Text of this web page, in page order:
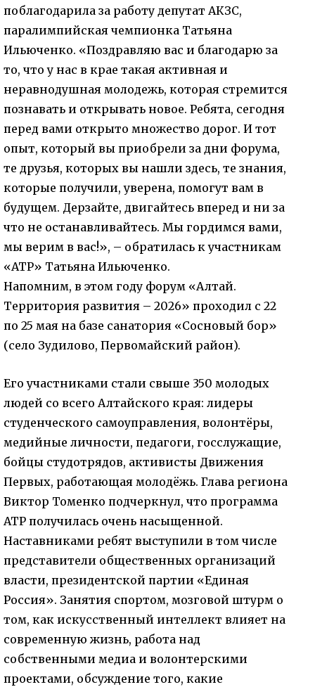
поблагодарила за работу депутат АКЗС,
паралимпийская чемпионка Татьяна
Ильюченко. «Поздравляю вас и благодарю за
то, что у нас в крае такая активная и
неравнодушная молодежь, которая стремится
познавать и открывать новое. Ребята, сегодня
перед вами открыто множество дорог. И тот
опыт, который вы приобрели за дни форума,
те друзья, которых вы нашли здесь, те знания,
которые получили, уверена, помогут вам в
будущем. Дерзайте, двигайтесь вперед и ни за
что не останавливайтесь. Мы гордимся вами,
мы верим в вас!», – обратилась к участникам
«АТР» Татьяна Ильюченко.
Напомним, в этом году форум «Алтай.
Территория развития – 2026» проходил с 22
по 25 мая на базе санатория «Сосновый бор»
(село Зудилово, Первомайский район).
Его участниками стали свыше 350 молодых
людей со всего Алтайского края: лидеры
студенческого самоуправления, волонтёры,
медийные личности, педагоги, госслужащие,
бойцы студотрядов, активисты Движения
Первых, работающая молодёжь. Глава региона
Виктор Томенко подчеркнул, что программа
АТР получилась очень насыщенной.
Наставниками ребят выступили в том числе
представители общественных организаций
власти, президентской партии «Единая
Россия». Занятия спортом, мозговой штурм о
том, как искусственный интеллект влияет на
современную жизнь, работа над
собственными медиа и волонтерскими
проектами, обсуждение того, какие